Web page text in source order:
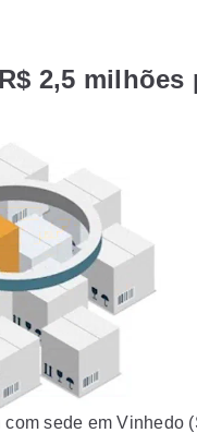
2,5 milhões
sede em Vinhedo